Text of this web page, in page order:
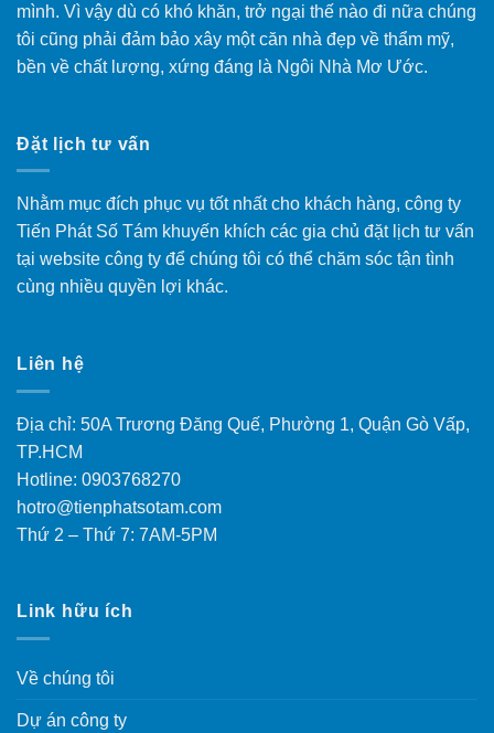
mình. Vì vậy dù có khó khăn, trở ngại thế nào đi nữa chúng
tôi cũng phải đảm bảo xây một căn nhà đẹp về thẩm mỹ,
bền về chất lượng, xứng đáng là Ngôi Nhà Mơ Ước.
Đặt lịch tư vấn
Nhằm mục đích phục vụ tốt nhất cho khách hàng, công ty
Tiến Phát Số Tám khuyến khích các gia chủ đặt lịch tư vấn
tại website công ty để chúng tôi có thể chăm sóc tận tình
cùng nhiều quyền lợi khác.
Liên hệ
Địa chỉ: 50A Trương Đăng Quế, Phường 1, Quận Gò Vấp,
TP.HCM
Hotline: 0903768270
hotro@tienphatsotam.com
Thứ 2 – Thứ 7: 7AM-5PM
Link hữu ích
Về chúng tôi
Dự án công ty